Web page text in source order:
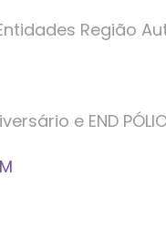
Região
e END